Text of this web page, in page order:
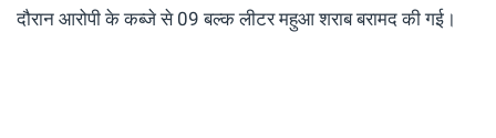
दौरान आरोपी के कब्जे से 09 बल्क लीटर महुआ शराब बरामद की गई।